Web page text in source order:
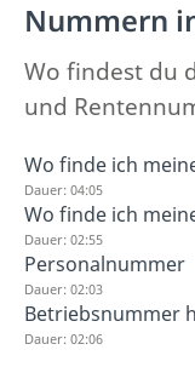
Nummern
Wo findest du
und
Wo finde ich
Dauer: 04:05
Wo finde ich
Dauer: 02:55
Personalnummer
Dauer: 02:03
Betriebsnummer
Dauer: 02:06